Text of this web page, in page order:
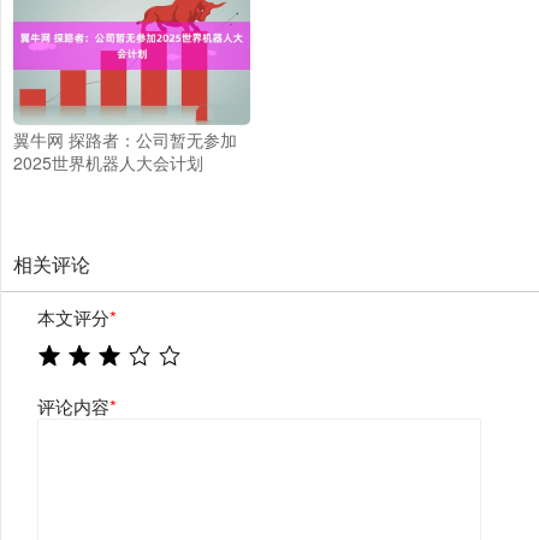
翼牛网 探路者：公司暂无参加
2025世界机器人大会计划
相关评论
本文评分*
评论内容*